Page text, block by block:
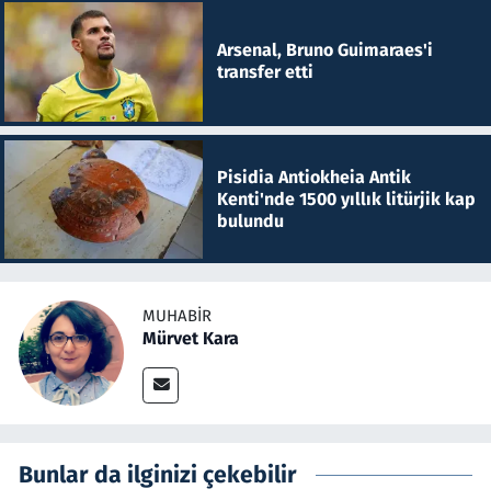
Arsenal, Bruno Guimaraes'i
transfer etti
Pisidia Antiokheia Antik
Kenti'nde 1500 yıllık litürjik kap
bulundu
MUHABIR
Mürvet Kara
Bunlar da ilginizi çekebilir